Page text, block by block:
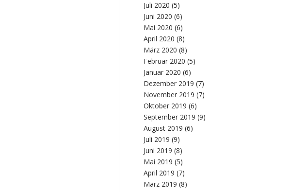
Juli 2020 (5)
Juni 2020 (6)
Mai 2020 (6)
April 2020 (8)
März 2020 (8)
Februar 2020 (5)
Januar 2020 (6)
Dezember 2019 (7)
November 2019 (7)
Oktober 2019 (6)
September 2019 (9)
August 2019 (6)
Juli 2019 (9)
Juni 2019 (8)
Mai 2019 (5)
April 2019 (7)
März 2019 (8)